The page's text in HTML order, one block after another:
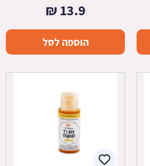
13.9
₪
הוספה לסל